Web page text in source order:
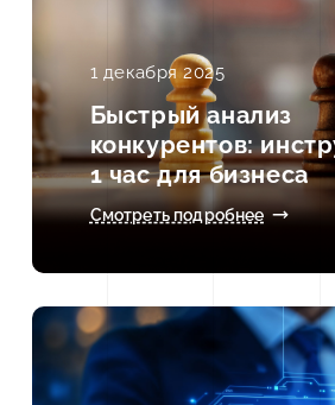
1 декабря 2025
Быстрый анализ
конкурентов:
1 час для бизнеса
Смотреть подробнее